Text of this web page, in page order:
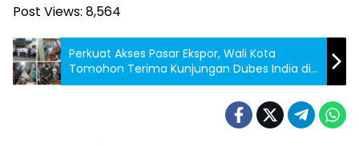
Post Views: 8,564
Perkuat Akses Pasar Ekspor, Wali Kota
Tomohon Terima Kunjungan Dubes India di
Pabrik Gula Aren Masarang